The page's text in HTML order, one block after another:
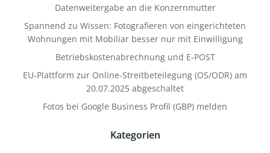
Datenweitergabe an die Konzernmutter
Spannend zu Wissen: Fotografieren von eingerichteten
Wohnungen mit Mobiliar besser nur mit Einwilligung
Betriebskostenabrechnung und E-POST
EU-Plattform zur Online-Streitbeteilegung (OS/ODR) am
20.07.2025 abgeschaltet
Fotos bei Google Business Profil (GBP) melden
Kategorien